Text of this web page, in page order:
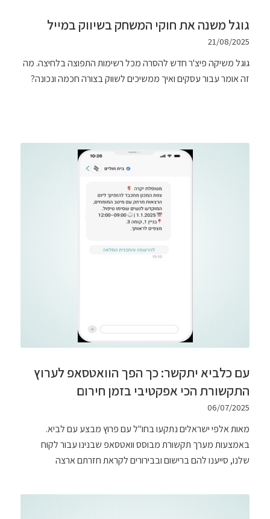
גוגל משנה את חוקי המשחק בשיווק במייל
21/08/2025
גוגל משיקה פיצ'ר חדש להסרה מכל רשימות התפוצה בלחיצה. מה
זה אומר עבור עסקים ואיך ממשיכים לשווק בצורה חכמה ונכונה?
עם כלביא יתקשר: כך הפך הוואטסאפ לערוץ
התקשורת הכי אפקטיבי בזמן חירום
06/07/2025
מאות אלפי ישראלים נתקעו בחו"ל עם פרוץ מבצע עם לביא.
באמצעות מערך תקשורת מבוסס וואטסאפ שבנינו עבור לקוח
שלנו, סייענו להם ברישום ובבירורים לקראת חזרתם ארצה